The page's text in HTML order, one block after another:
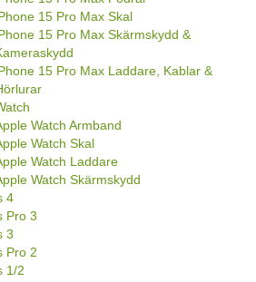
15 Pro Max Skal
15 Pro Max Skärmskydd &
15 Pro Max Laddare, Kablar &
Watch Armband
Watch Skal
Watch Laddare
Watch Skärmskydd
4
Pro 3
3
Pro 2
1/2